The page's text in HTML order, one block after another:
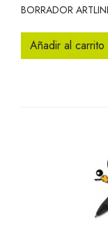
BORRADOR
Añadir al carrito